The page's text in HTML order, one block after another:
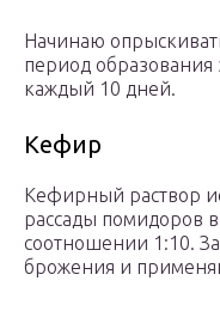
Начинаю
период
каждый 10 дней.
Кефир
Кефирный раствор
рассады помидоров
соотношении 1:10.
брожения и